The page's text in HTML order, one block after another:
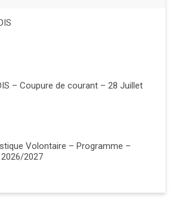
– Coupure de courant – 28 Juillet
Volontaire – Programme –
2027